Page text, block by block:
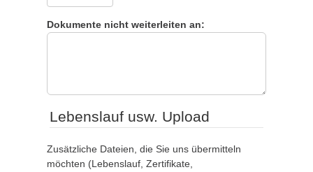
Dokumente nicht weiterleiten an:
Lebenslauf usw. Upload
Zusätzliche Dateien, die Sie uns übermitteln
möchten (Lebenslauf, Zertifikate,